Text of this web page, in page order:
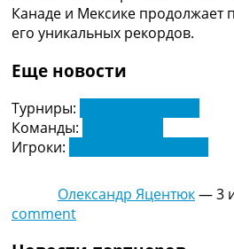
Канаде и Мексике продолжает
его уникальных рекордов.
Еще новости
Турниры:
Команды:
Игроки:
Олександр Яцентюк—3
comment